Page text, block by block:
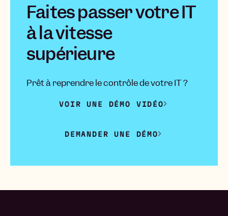
Faites passer votre IT
à la vitesse
supérieure
Prêt à reprendre le contrôle de votre IT ?
VOIR UNE DÉMO VIDÉO
DEMANDER UNE DÉMO